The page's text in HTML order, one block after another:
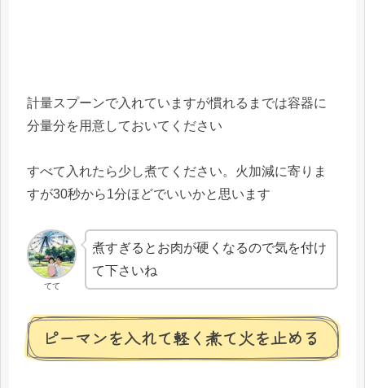
計量スプーンで入れていますが慣れるまでは容器に
分量分を用意しておいてください
すべて入れたら少し煮てください。火加減に寄りま
すが30秒から1分ほどでいいかと思います
てて
煮すぎるとお肉が硬くなるので気を付け
て下さいね
ピーマンを入れて軽く煮て火を止める